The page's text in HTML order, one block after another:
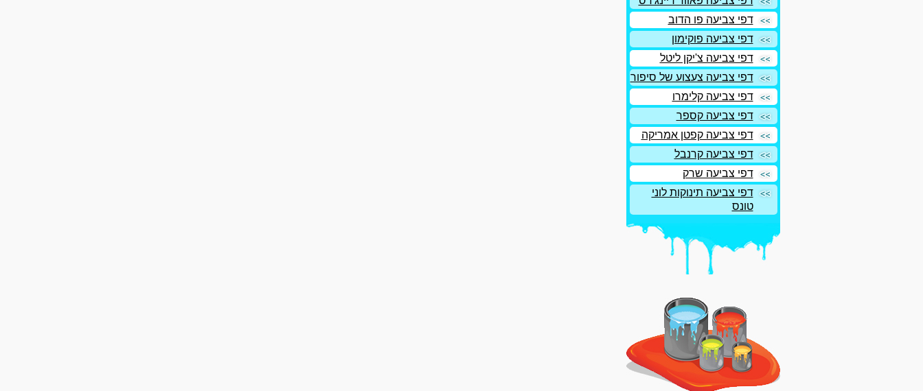
דפי צביעה פו הדוב
דפי צביעה פוקימון
דפי צביעה צ'יקן ליטל
דפי צביעה צעצוע של סיפור
דפי צביעה קלימרו
דפי צביעה קספר
דפי צביעה קפטן אמריקה
דפי צביעה קרנבל
דפי צביעה שרק
דפי צביעה תינוקות לוני
טונס